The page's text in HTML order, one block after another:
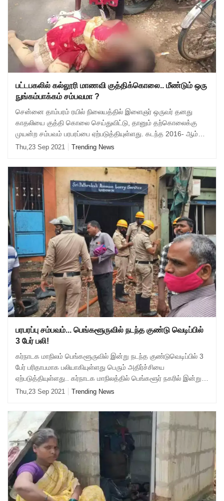
பட்டபகலில் கல்லூரி மாணவி குத்திக்கொலை.. மீண்டும் ஒரு
நுங்கம்பாக்கம் சம்பவமா ?
சென்னை தாம்பரம் ரயில் நிலையத்தில் இளைஞர் ஒருவர் தனது
காதலியை குத்தி கொலை செய்துவிட்டு, தானும் தற்கொலைக்கு
முயன்ற சம்பவம் பரபரப்பை ஏற்படுத்தியுள்ளது. கடந்த 2016- ஆம்
ஆண்டு சென்னை நுங்கம்பாக்கம் ரயில்
Thu,23 Sep 2021 Trending News
பரபரப்பு சம்பவம்... பெங்களூருவில் நடந்த குண்டு வெடிப்பில்
3 பேர் பலி!
கர்நாடக மாநிலம் பெங்களூருவில் இன்று நடந்த குண்டுவெடிப்பில் 3
பேர் பரிதாபமாக பலியாகியுள்ளது பெரும் அதிர்ச்சியை
ஏற்படுத்தியுள்ளது.. கர்நாடக மாநிலத்தில் பெங்களூர் நகரில் இன்று
மதியம் குண்டுவெடிப்பு நிகழ
Thu,23 Sep 2021 Trending News